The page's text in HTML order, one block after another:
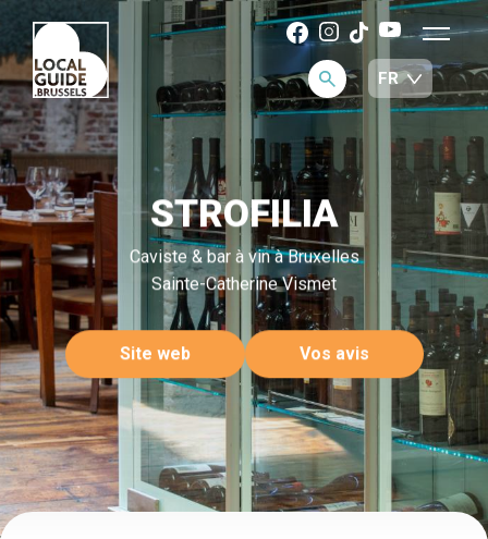
STROFILIA
Caviste & bar à vin à Bruxelles
Sainte-Catherine Vismet
Site web Vos avis